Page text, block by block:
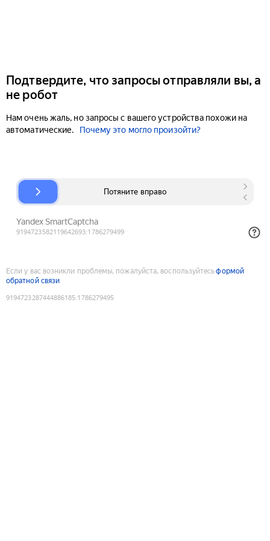
Подтвердите, что запросы отправляли вы, а
не робот
Нам очень жаль, но запросы с вашего устройства похожи на
автоматические.
Почему это могло произойти?
Если у вас возникли проблемы, пожалуйста, воспользуйтесьформой
обратной связи
9194723287444886185:1786279495